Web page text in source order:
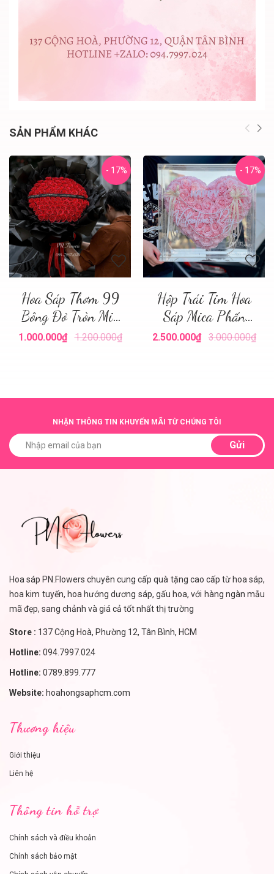
SẢN PHẨM KHÁC
- 17%
Hoa Sáp Thơm 99
Bông Đỏ Tròn Mix
Giấy
1.000.000₫ 1.200.000₫
- 17%
Hộp Trái Tim Hoa
Sáp Mica Phấn
Nhạt
2.500.000₫ 3.000.000₫
NHẬN THÔNG TIN KHUYẾN MÃI TỪ CHÚNG TÔI
Gửi
Hoa sáp PN.Flowers chuyên cung cấp quà tặng cao cấp từ hoa sáp,
hoa kim tuyến, hoa hướng dương sáp, gấu hoa, với hàng ngàn mẫu
mã đẹp, sang chảnh và giá cả tốt nhất thị trường
Store : 137 Cộng Hoà, Phường 12, Tân Bình, HCM
Hotline: 094.7997.024
Hotline: 0789.899.777
Website: hoahongsaphcm.com
Thương hiệu
Giới thiệu
Liên hệ
Thông tin hỗ trợ
Chính sách và điều khoản
Chính sách bảo mật